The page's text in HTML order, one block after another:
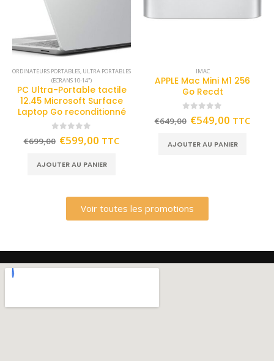
ORDINATEURS PORTABLES, ULTRA PORTABLES
(ECRANS 10-14")
PC Ultra-Portable tactile
12.45 Microsoft Surface
Laptop Go reconditionné
out of 5
€699,00 €599,00 TTC
AJOUTER AU PANIER
IMAC
APPLE Mac Mini M1 256
Go Recdt
out of 5
€649,00 €549,00 TTC
AJOUTER AU PANIER
Voir toutes les promotions